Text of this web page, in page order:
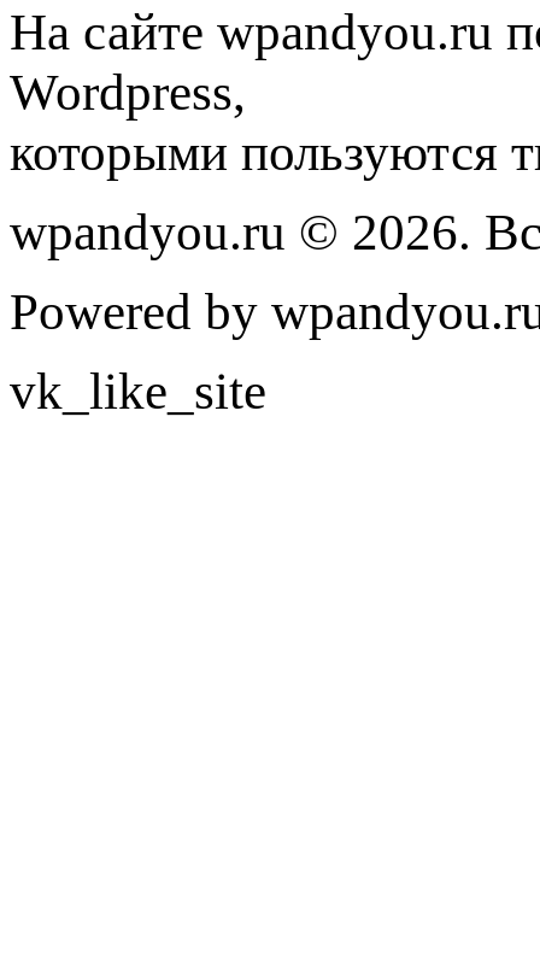
На сайте wpandyou.ru
Wordpress,
которыми пользуются
wpandyou.ru © 2026.
Powered by
vk_like_site